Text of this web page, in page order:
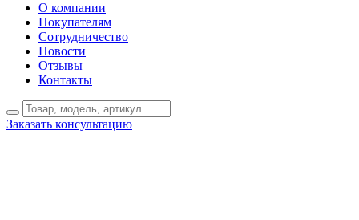
О компании
Покупателям
Сотрудничество
Новости
Отзывы
Контакты
Заказать консультацию